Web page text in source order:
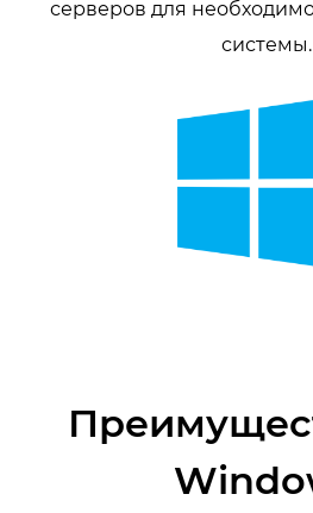
серверов для
системы.